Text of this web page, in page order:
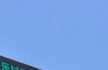
인천시 광복절
병무청, 보충역
홈플러스發 대
윤준병·이해민